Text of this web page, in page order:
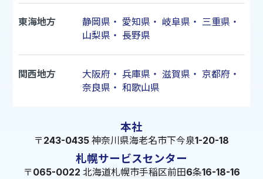
東海地方 静岡県 ・ 愛知県 ・ 岐阜県 ・ 三重県 ・
山梨県 ・ 長野県
関西地方 大阪府 ・ 兵庫県 ・ 滋賀県 ・ 京都府 ・
奈良県 ・ 和歌山県
本社
〒243-0435 神奈川県海老名市下今泉1-20-18
札幌サービスセンター
〒065-0022 北海道札幌市手稲区前田6条16-18-16